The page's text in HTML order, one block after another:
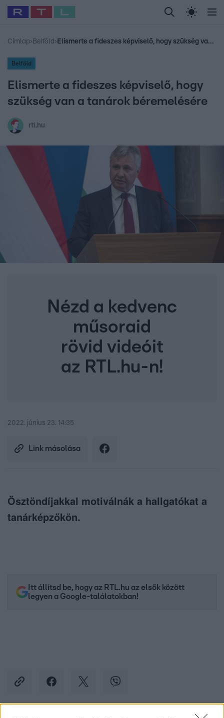
Legfrissebb RTL Híradó Randi Celeb vagyok,
Babits Marcella Most Wanted Gallusz
Címlap› Belföld › Elismerte a fideszes képviselő, hogy szükség van a tanárok béremelésére
Belföld
Elismerte a fideszes képviselő, hogy
szükség van a tanárok béremelésére
rtl.hu
Nézd a kedvenc
műsoraid
rövid videóit
az RTL.hu-n!
2022. június 23. 14:35
Link másolása
Ösztöndíjakkal motiválnák a hallgatókat a
tanárképzőkön.
Itt állítsd be, hogy az RTL.hu az elsők között
legyen a Google-találatokban!